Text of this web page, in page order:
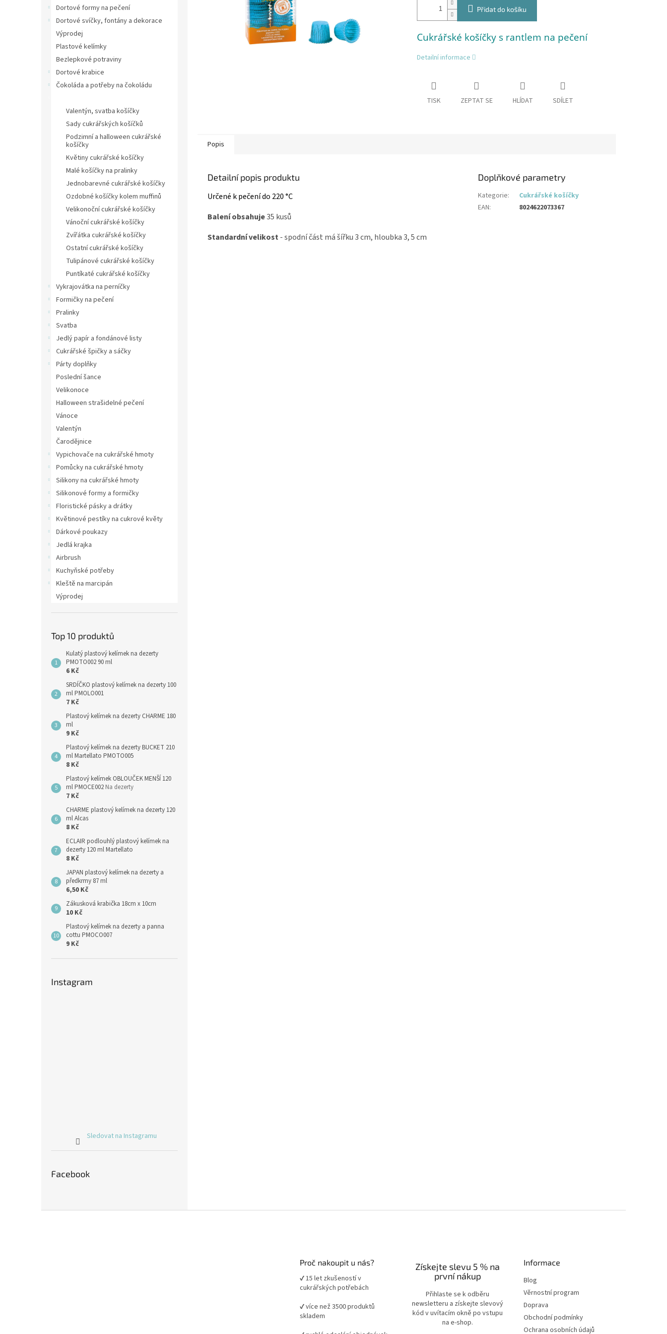
Dortové formy na pečení
Dortové svíčky, fontány a dekorace
Výprodej
Plastové kelímky
Bezlepkové potraviny
Dortové krabice
Čokoláda a potřeby na čokoládu
Valentýn, svatba košíčky
Sady cukrářských košíčků
Podzimní a halloween cukrářské
košíčky
Květiny cukrářské košíčky
Malé košíčky na pralinky
Jednobarevné cukrářské košíčky
Ozdobné košíčky kolem muffinů
Velikonoční cukrářské košíčky
Vánoční cukrářské košíčky
Zvířátka cukrářské košíčky
Ostatní cukrářské košíčky
Tulipánové cukrářské košíčky
Puntíkaté cukrářské košíčky
Vykrajovátka na perníčky
Formičky na pečení
Pralinky
Svatba
Jedlý papír a fondánové listy
Cukrářské špičky a sáčky
Párty doplňky
Poslední šance
Velikonoce
Halloween strašidelné pečení
Vánoce
Valentýn
Čarodějnice
Vypichovače na cukrářské hmoty
Pomůcky na cukrářské hmoty
Silikony na cukrářské hmoty
Silikonové formy a formičky
Floristické pásky a drátky
Květinové pestíky na cukrové květy
Dárkové poukazy
Jedlá krajka
Airbrush
Kuchyňské potřeby
Kleště na marcipán
Výprodej
Top 10 produktů
Kulatý plastový kelímek na dezerty
PMOTO002 90 ml
6 Kč
SRDÍČKO plastový kelímek na dezerty 100
ml PMOLO001
7 Kč
Plastový kelímek na dezerty CHARME 180
ml
9 Kč
Plastový kelímek na dezerty BUCKET 210
ml Martellato PMOTO005
8 Kč
Plastový kelímek OBLOUČEK MENŠÍ 120
ml PMOCE002 Na dezerty
7 Kč
CHARME plastový kelímek na dezerty 120
ml Alcas
8 Kč
ECLAIR podlouhlý plastový kelímek na
dezerty 120 ml Martellato
8 Kč
JAPAN plastový kelímek na dezerty a
předkrmy 87 ml
6,50 Kč
Zákusková krabička 18cm x 10cm
10 Kč
Plastový kelímek na dezerty a panna
cottu PMOCO007
9 Kč
Instagram
Sledovat na Instagramu
Facebook
Přidat do košíku
Cukrářské košíčky s rantlem na pečení
Detailní informace
TISK ZEPTAT SE HLÍDAT SDÍLET
Popis
Detailní popis produktu
Určené k pečení do 220 °C
Balení obsahuje35 kusů
Standardní velikost- spodní část má šířku 3 cm, hloubka 3, 5 cm
Doplňkové parametry
Kategorie:
Cukrářské košíčky
EAN: 8024622073367
Proč nakoupit u nás?
✔ 15 let zkušeností v
cukrářských potřebách
✔ více než 3500 produktů
skladem
Získejte slevu 5 % na
první nákup
Přihlaste se k odběru
newsletteru a získejte slevový
kód v uvítacím okně po vstupu
na e-shop.
Informace
Blog
Věrnostní program
Doprava
Obchodní podmínky
Ochrana osobních údajů